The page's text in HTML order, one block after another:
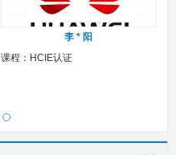
李 * 阳
课程：HCIE认证